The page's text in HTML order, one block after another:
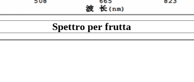
Spettro per frutta